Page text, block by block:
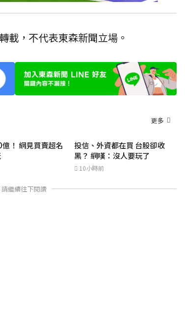
載，不代表東森新聞立場。
更多
！ 網見買賣超名
投信、外資都在買 台股卻收
黑？ 網嘆：沒人要玩了
10小時前
繼續往下閱讀